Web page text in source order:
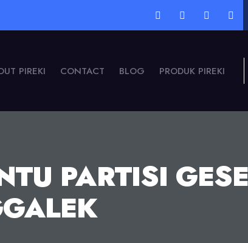
PIREKI CONTACT BLOG PRODUK PIREKI
PARTISI